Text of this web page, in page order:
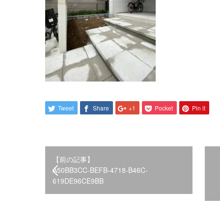
Tweet Share +1 Pocket Pin it
【前の記事】
A50BB3CC-BEFB-4718-B46C-
619DE96CE9BB